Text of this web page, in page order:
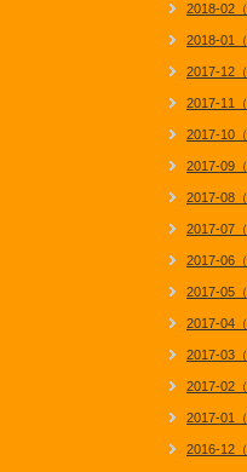
2018-02（
2018-01（
2017-12（
2017-11（
2017-10（
2017-09（
2017-08（
2017-07（
2017-06（
2017-05（
2017-04（
2017-03（
2017-02（
2017-01（
2016-12（